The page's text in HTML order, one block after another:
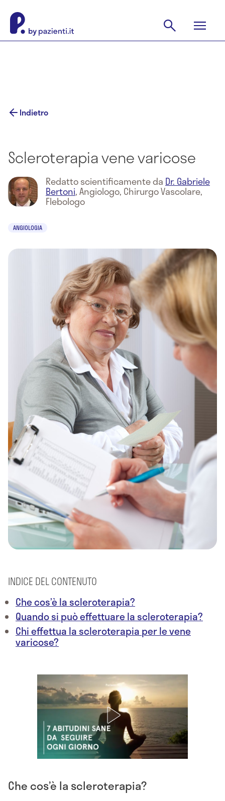
Indietro
Scleroterapia vene varicose
Redatto scientificamente da Dr. Gabriele
Bertoni,Angiologo, Chirurgo Vascolare,
Flebologo
ANGIOLOGIA
INDICE DEL CONTENUTO
Che cos’è la scleroterapia?
Quando si può effettuare la scleroterapia?
Chi effettua la scleroterapia per le vene
varicose?
Che cos’è la scleroterapia?